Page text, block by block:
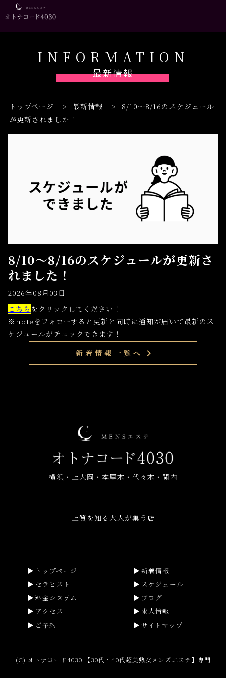
最新情報
INFORMATION
トップページ > 最新情報 >
8/10〜8/16のスケジュール
が更新されました！
8/10〜8/16のスケジュールが更新さ
れました！
2026年08月03日
こちら をクリックしてください！
※noteをフォローすると更新と同時に通知が届いて最新のス
ケジュールがチェックできます！
新着情報一覧へ
chevron_right
横浜・上大岡・本厚木・代々木・関内
上質を知る大人が集う店
トップページ
新着情報
セラピスト
スケジュール
料金システム
ブログ
アクセス
求人情報
ご予約
サイトマップ
(C) オトナコード4030 【30代・40代超美熟女メンズエステ】専門